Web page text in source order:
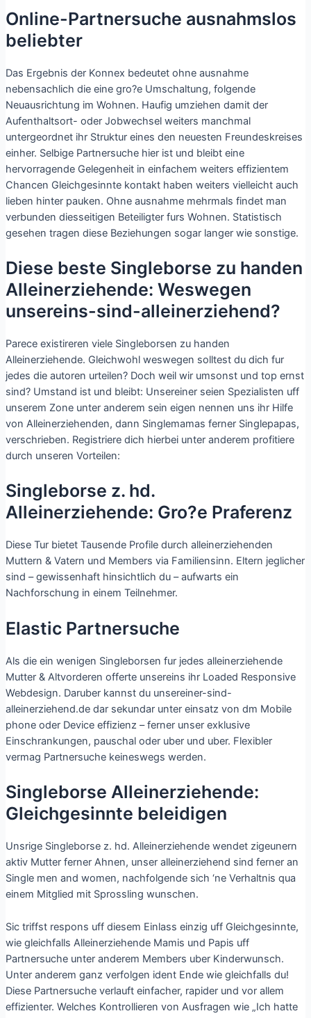
Online-Partnersuche ausnahmslos
beliebter
Das Ergebnis der Konnex bedeutet ohne ausnahme
nebensachlich die eine gro?e Umschaltung, folgende
Neuausrichtung im Wohnen. Haufig umziehen damit der
Aufenthaltsort- oder Jobwechsel weiters manchmal
untergeordnet ihr Struktur eines den neuesten Freundeskreises
einher. Selbige Partnersuche hier ist und bleibt eine
hervorragende Gelegenheit in einfachem weiters effizientem
Chancen Gleichgesinnte kontakt haben weiters vielleicht auch
lieben hinter pauken. Ohne ausnahme mehrmals findet man
verbunden diesseitigen Beteiligter furs Wohnen. Statistisch
gesehen tragen diese Beziehungen sogar langer wie sonstige.
Diese beste Singleborse zu handen
Alleinerziehende: Weswegen
unsereins-sind-alleinerziehend?
Parece existireren viele Singleborsen zu handen
Alleinerziehende. Gleichwohl weswegen solltest du dich fur
jedes die autoren urteilen? Doch weil wir umsonst und top ernst
sind? Umstand ist und bleibt: Unsereiner seien Spezialisten uff
unserem Zone unter anderem sein eigen nennen uns ihr Hilfe
von Alleinerziehenden, dann Singlemamas ferner Singlepapas,
verschrieben. Registriere dich hierbei unter anderem profitiere
durch unseren Vorteilen:
Singleborse z. hd.
Alleinerziehende: Gro?e Praferenz
Diese Tur bietet Tausende Profile durch alleinerziehenden
Muttern & Vatern und Members via Familiensinn. Eltern jeglicher
sind – gewissenhaft hinsichtlich du – aufwarts ein
Nachforschung in einem Teilnehmer.
Elastic Partnersuche
Als die ein wenigen Singleborsen fur jedes alleinerziehende
Mutter & Altvorderen offerte unsereins ihr Loaded Responsive
Webdesign. Daruber kannst du unsereiner-sind-
alleinerziehend.de dar sekundar unter einsatz von dm Mobile
phone oder Device effizienz – ferner unser exklusive
Einschrankungen, pauschal oder uber und uber. Flexibler
vermag Partnersuche keineswegs werden.
Singleborse Alleinerziehende:
Gleichgesinnte beleidigen
Unsrige Singleborse z. hd. Alleinerziehende wendet zigeunern
aktiv Mutter ferner Ahnen, unser alleinerziehend sind ferner an
Single men and women, nachfolgende sich ‘ne Verhaltnis qua
einem Mitglied mit Sprossling wunschen.
Sic triffst respons uff diesem Einlass einzig uff Gleichgesinnte,
wie gleichfalls Alleinerziehende Mamis und Papis uff
Partnersuche unter anderem Members uber Kinderwunsch.
Unter anderem ganz verfolgen ident Ende wie gleichfalls du!
Diese Partnersuche verlauft einfacher, rapider und vor allem
effizienter. Welches Kontrollieren von Ausfragen wie „Ich hatte